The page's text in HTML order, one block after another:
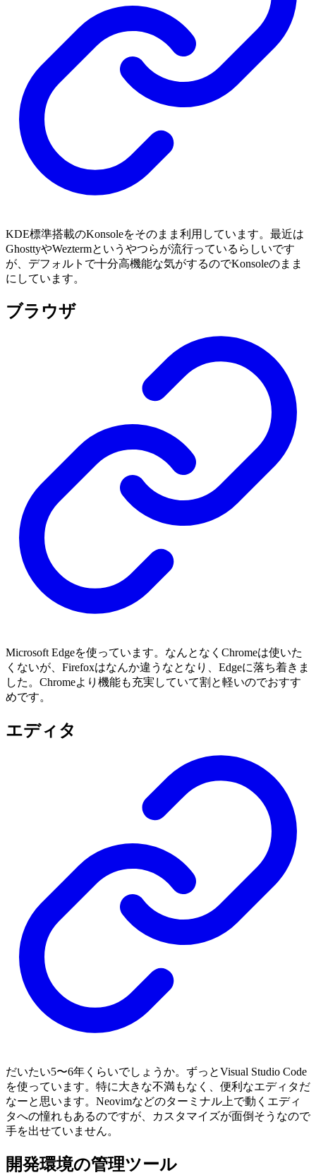
KDE標準搭載のKonsoleをそのまま利用しています。最近は
GhosttyやWeztermというやつらが流行っているらしいです
が、デフォルトで十分高機能な気がするのでKonsoleのまま
にしています。
ブラウザ
Microsoft Edgeを使っています。なんとなくChromeは使いた
くないが、Firefoxはなんか違うなとなり、Edgeに落ち着きま
した。Chromeより機能も充実していて割と軽いのでおすす
めです。
エディタ
だいたい5〜6年くらいでしょうか。ずっとVisual Studio Code
を使っています。特に大きな不満もなく、便利なエディタだ
なーと思います。Neovimなどのターミナル上で動くエディ
タへの憧れもあるのですが、カスタマイズが面倒そうなので
手を出せていません。
開発環境の管理ツール